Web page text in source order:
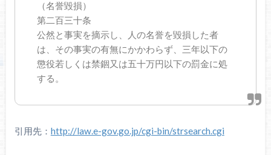
（名誉毀損）
第二百三十条
公然と事実を摘示し、人の名誉を毀損した者
は、その事実の有無にかかわらず、三年以下の
懲役若しくは禁錮又は五十万円以下の罰金に処
する。
引用先： http://law.e-gov.go.jp/cgi-bin/strsearch.cgi